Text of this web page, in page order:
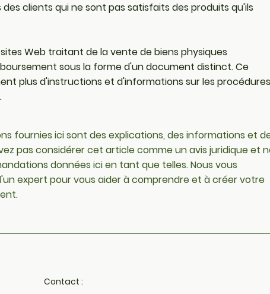
clients qui ne sont pas satisfaits des produits qu'ils
Web traitant de la vente de biens physiques
sous la forme d'un document distinct. Ce
plus d'instructions et d'informations sur les procédures
fournies ici sont des explications, des informations et
pas considérer cet article comme un avis juridique et
données ici en tant que telles. Nous vous
expert pour vous aider à comprendre et à créer votre
Contact :